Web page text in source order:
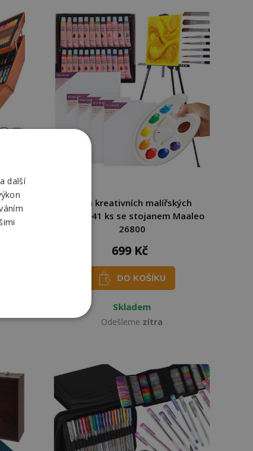
v
Sada kreativních malířských
potřeb 41 ks se stojanem Maaleo
26800
699 Kč
DO KOŠÍKU
Skladem
Odešleme zítra
další